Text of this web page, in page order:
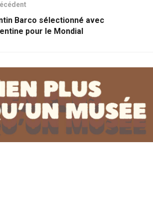
Barco sélectionné avec
pour le Mondial